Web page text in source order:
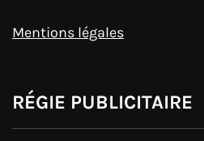
Mentions légales
RÉGIE PUBLICITAIRE